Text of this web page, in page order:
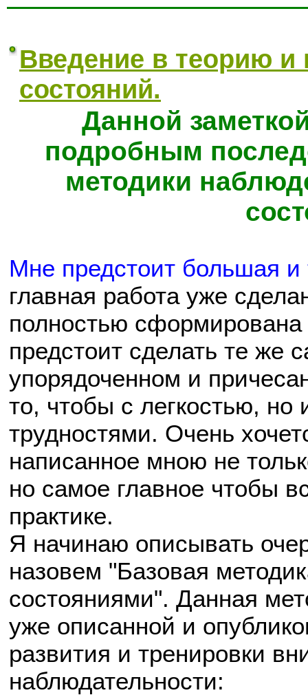
Введение в теорию и
состояний.
Данной
подробным
методики
Мне предстоит большая и
главная работа уже
полностью сформирована
предстоит сделать те же
упорядоченном и
то, чтобы с легкостью,
трудностями. Очень
написанное мною не
но самое главное чтобы
практике.
Я начинаю описывать
назовем "Базовая
состояниями". Данная
уже описанной и
развития и тренировки
наблюдательности: